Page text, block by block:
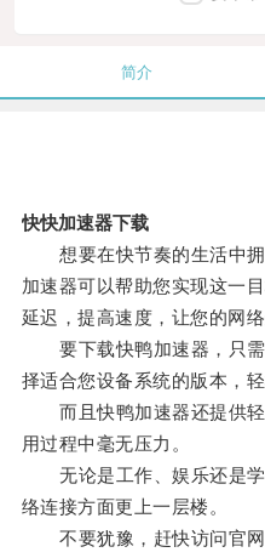
简介
快快加速器下载
想要在快节奏的生活中拥
加速器可以帮助您实现这一
延迟，提高速度，让您的网
要下载快鸭加速器，只需
择适合您设备系统的版本，轻
而且快鸭加速器还提供轻
用过程中毫无压力。
无论是工作、娱乐还是学
络连接方面更上一层楼。
不要犹豫，赶快访问官网